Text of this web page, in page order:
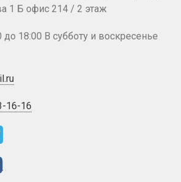
1 Б офис 214 / 2 этаж
18:00 В субботу и воскресенье
16-16